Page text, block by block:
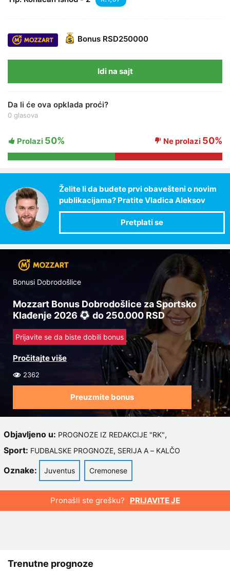
Bonus RSD250000
Idi na sajt
Da li će ova opklada proći?
0 glasova
Prolazi 50% Ne prolazi 50%
Želite li da budete prvi obavešteni o novim
publikacijama? Pratite Vladica Aleksov
Bonusi Dobrodošlice
Mozzart Bonus Dobrodošlice za Sportsko
Klađenje 2026
do 250.000 RSD
Prijavite se da biste dobili bonus
2362
Preuzmite bonus
Objavljeno u: PROGNOZE IZ REDAKCIJE "RK",
Sport: FUDBALSKE PROGNOZE, SERIJA A – KALČO
Oznake: Juventus Cremonese
Pronašli ste grešku? PRIJAVITE JE
Trenutne prognoze